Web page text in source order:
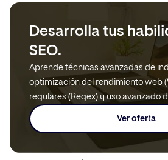
Desarrolla tus
SEO.
Aprende técnicas avanzadas de
optimización del rendimiento web
regulares (Regex) y uso avanzado
Ver oferta